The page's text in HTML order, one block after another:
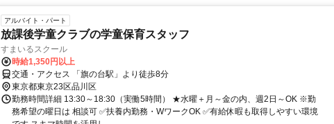
アルバイト・パート
放課後学童クラブの学童保育スタッフ
すまいるスクール
時給1,350円以上
交通・アクセス 「旗の台駅」より徒歩8分
東京都東京23区品川区
勤務時間詳細 13:30～18:30（実働5時間） ★水曜＋月～金の内、週2日～OK ※勤
務希望の曜日は 相談可 ✅扶養内勤務・WワークOK ✅有給休暇も取得しやすい環境